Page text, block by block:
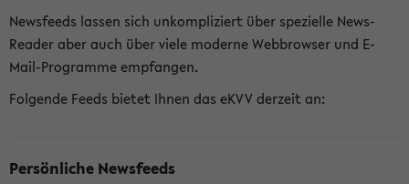
Newsfeeds lassen sich unkompliziert über spezielle News-
Reader aber auch über viele moderne Webbrowser und E-
Mail-Programme empfangen.
Folgende Feeds bietet Ihnen das eKVV derzeit an:
Persönliche Newsfeeds